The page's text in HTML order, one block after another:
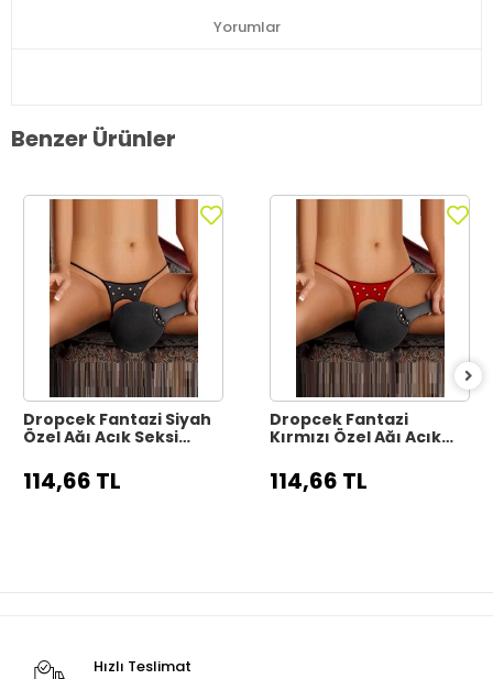
Yorumlar
Benzer Ürünler
Dropcek Fantazi Siyah
Özel Ağı Açık Seksi
TG271286
114,66 TL
Dropcek Fantazi
Kırmızı Özel Ağı Açık
Tanga TG271284
114,66 TL
Hızlı Teslimat